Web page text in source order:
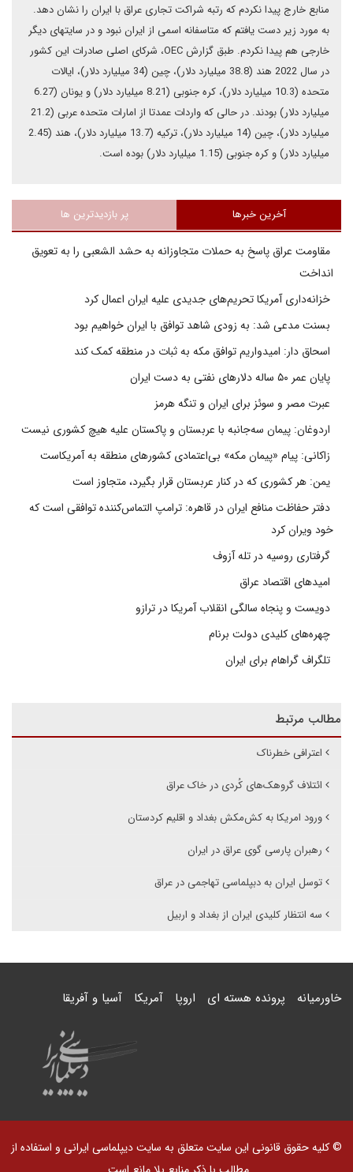
منابع خارج پیدا نکردم که رتبه شراکت تجاری عراق با ایران را نشان دهد.
به مورد زیر دست یافتم که متاسفانه اسمی از ایران نبود و در سایتهای دیگر
خارجی هم پیدا نکردم. طبق گزارش OEC، شرکای اصلی صادرات این کشور
در سال 2022 هند (38.8 میلیارد دلار)، چین (34 میلیارد دلار)، ایالات
متحده (10.3 میلیارد دلار)، کره جنوبی (8.21 میلیارد دلار) و یونان (6.27
میلیارد دلار) بودند. در حالی که واردات عمدتا از امارات متحده عربی (21.2
میلیارد دلار)، چین (14 میلیارد دلار)، ترکیه (13.7 میلیارد دلار)، هند (2.45
میلیارد دلار) و کره جنوبی (1.15 میلیارد دلار) بوده است.
آخرین خبرها پر بازدیدترین ها
مقاومت عراق پاسخ به حملات متجاوزانه به حشد الشعبی را به تعویق
انداخت
خزانه‌داری آمریکا تحریم‌های جدیدی علیه ایران اعمال کرد
بسنت مدعی شد: به زودی شاهد توافق با ایران خواهیم بود
اسحاق دار: امیدواریم توافق مکه به ثبات در منطقه کمک کند
پایان عمر ۵۰ ساله دلارهای نفتی به دست ایران
عبرت مصر و سوئز برای ایران و تنگه هرمز
اردوغان: پیمان سه‌جانبه با عربستان و پاکستان علیه هیچ کشوری نیست
زاکانی: پیام «پیمان مکه» بی‌اعتمادی کشورهای منطقه به آمریکاست
یمن: هر کشوری که در کنار عربستان قرار بگیرد، متجاوز است
دفتر حفاظت منافع ایران در قاهره: ترامپ التماس‌کننده توافقی است که
خود ویران کرد
گرفتاری روسیه در تله آزوف
امیدهای اقتصاد عراق
دویست و پنجاه سالگی انقلاب آمریکا در ترازو
چهره‌های کلیدی دولت برنام
تلگراف گراهام برای ایران
مطالب مرتبط
اعترافی خطرناک
ائتلاف گروهک‌های کُردی در خاک عراق
ورود امریکا به کش‌مکش بغداد و اقلیم کردستان
رهبران پارسی گوی عراق در ایران
توسل ایران به دبپلماسی تهاجمی در عراق
سه انتظار کلیدی ایران از بغداد و اربیل
خاورمیانه پرونده هسته ای اروپا آمریکا آسیا و آفریقا
© کلیه حقوق قانونی این سایت متعلق به سایت دیپلماسی ایرانی و استفاده از